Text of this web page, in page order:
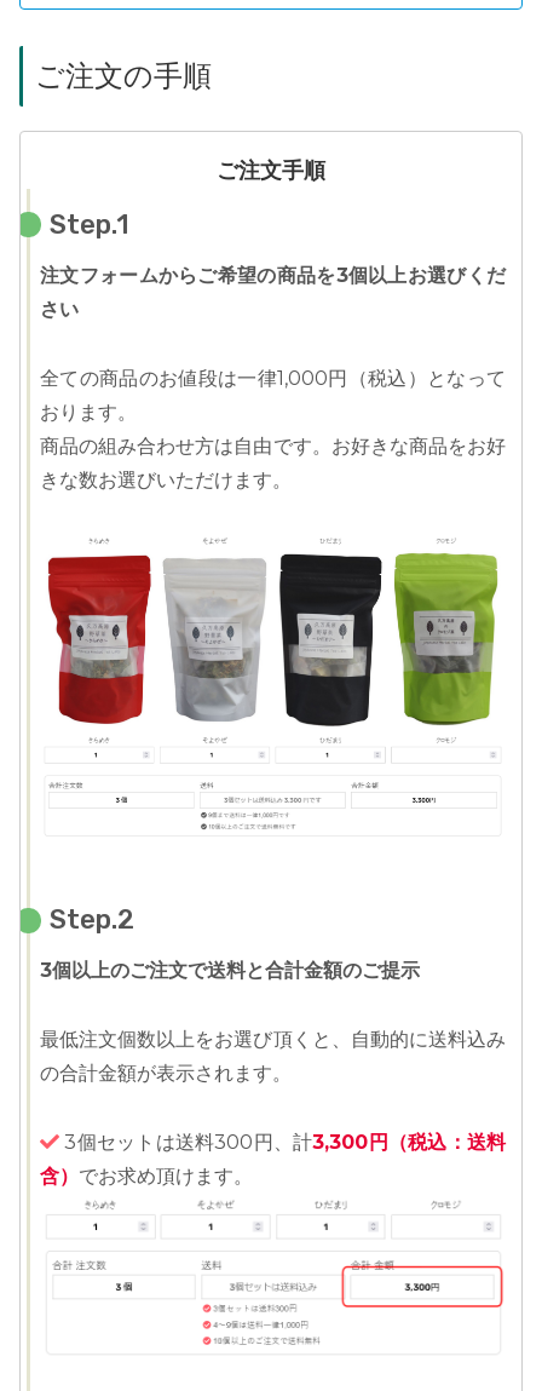
ご注文の手順
ご注文手順
Step.1
注文フォームからご希望の商品を3個以上お選びくだ
さい
全ての商品のお値段は一律1,000円（税込）となって
おります。
商品の組み合わせ方は自由です。お好きな商品をお好
きな数お選びいただけます。
Step.2
3個以上のご注文で送料と合計金額のご提示
最低注文個数以上をお選び頂くと、自動的に送料込み
の合計金額が表示されます。
3個セットは送料300円、計3,300円（税込：送料
含） でお求め頂けます。